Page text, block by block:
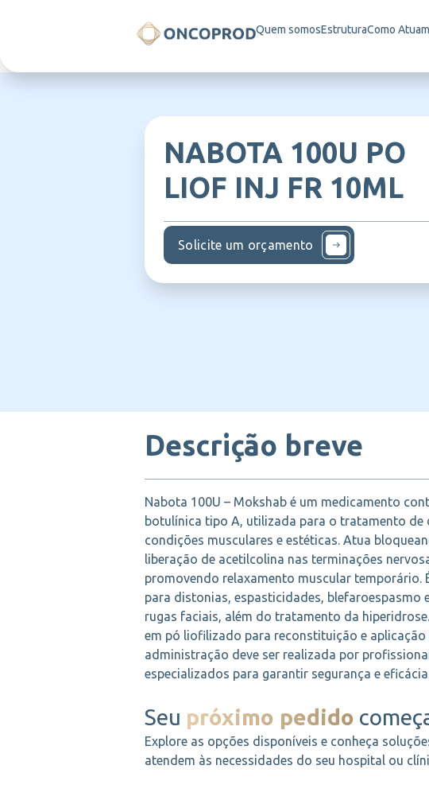
Quem somosEstruturaComo
NABOTA 100U PO
LIOF INJ FR 10ML
Solicite um orçamento
Descrição breve
Nabota 100U – Mokshab é um medicamento
botulínica tipo A, utilizada para o tratamento de
condições musculares e estéticas. Atua
liberação de acetilcolina nas terminações
promovendo relaxamento muscular temporário.
para distonias, espasticidades, blefaroespasmo
rugas faciais, além do tratamento da
em pó liofilizado para reconstituição e aplicação
administração deve ser realizada por
especializados para garantir segurança e
Seu próximo pedido
Explore as opções disponíveis e conheça
atendem às necessidades do seu hospital ou